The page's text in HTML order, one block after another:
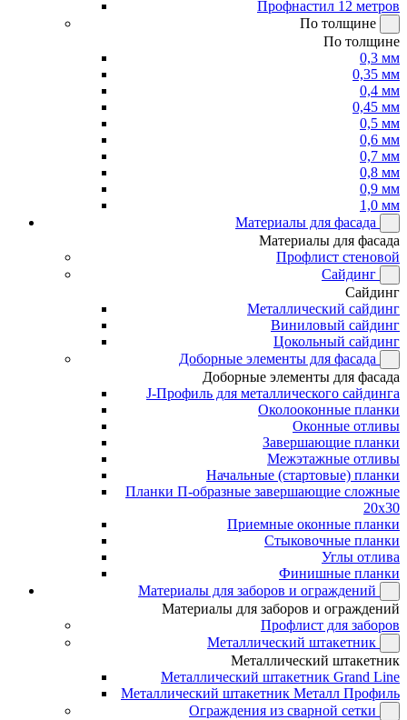
Профнастил 12 метров
По толщине
По толщине
0,3 мм
0,35 мм
0,4 мм
0,45 мм
0,5 мм
0,6 мм
0,7 мм
0,8 мм
0,9 мм
1,0 мм
Материалы для фасада
Материалы для фасада
Профлист стеновой
Сайдинг
Сайдинг
Металлический сайдинг
Виниловый сайдинг
Цокольный сайдинг
Доборные элементы для фасада
Доборные элементы для фасада
J-Профиль для металлического сайдинга
Околооконные планки
Оконные отливы
Завершающие планки
Межэтажные отливы
Начальные (стартовые) планки
Планки П-образные завершающие сложные
20x30
Приемные оконные планки
Стыковочные планки
Углы отлива
Финишные планки
Материалы для заборов и ограждений
Материалы для заборов и ограждений
Профлист для заборов
Металлический штакетник
Металлический штакетник
Металлический штакетник Grand Line
Металлический штакетник Металл Профиль
Ограждения из сварной сетки